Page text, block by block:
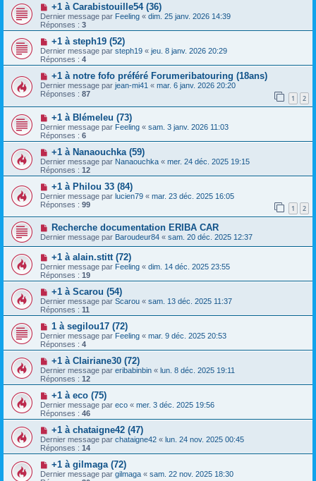
+1 à Carabistouille54 (36)
Dernier message par Feeling « dim. 25 janv. 2026 14:39
Réponses : 3
+1 à steph19 (52)
Dernier message par steph19 « jeu. 8 janv. 2026 20:29
Réponses : 4
+1 à notre fofo préféré Forumeribatouring (18ans)
Dernier message par jean-mi41 « mar. 6 janv. 2026 20:20
Réponses : 87 1 2
+1 à Blémeleu (73)
Dernier message par Feeling « sam. 3 janv. 2026 11:03
Réponses : 6
+1 à Nanaouchka (59)
Dernier message par Nanaouchka « mer. 24 déc. 2025 19:15
Réponses : 12
+1 à Philou 33 (84)
Dernier message par lucien79 « mar. 23 déc. 2025 16:05
Réponses : 99 1 2
Recherche documentation ERIBA CAR
Dernier message par Baroudeur84 « sam. 20 déc. 2025 12:37
+1 à alain.stitt (72)
Dernier message par Feeling « dim. 14 déc. 2025 23:55
Réponses : 19
+1 à Scarou (54)
Dernier message par Scarou « sam. 13 déc. 2025 11:37
Réponses : 11
1 à segilou17 (72)
Dernier message par Feeling « mar. 9 déc. 2025 20:53
Réponses : 4
+1 à Clairiane30 (72)
Dernier message par eribabinbin « lun. 8 déc. 2025 19:11
Réponses : 12
+1 à eco (75)
Dernier message par eco « mer. 3 déc. 2025 19:56
Réponses : 46
+1 à chataigne42 (47)
Dernier message par chataigne42 « lun. 24 nov. 2025 00:45
Réponses : 14
+1 à gilmaga (72)
Dernier message par gilmaga « sam. 22 nov. 2025 18:30